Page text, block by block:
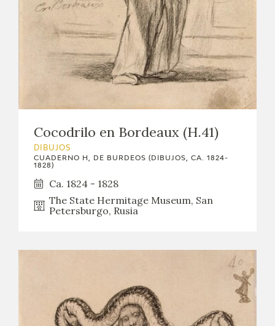
Cocodrilo en Bordeaux (H.41)
DIBUJOS
CUADERNO H, DE BURDEOS (DIBUJOS, CA. 1824-
1828)
Ca. 1824 - 1828
The State Hermitage Museum, San
Petersburgo, Rusia